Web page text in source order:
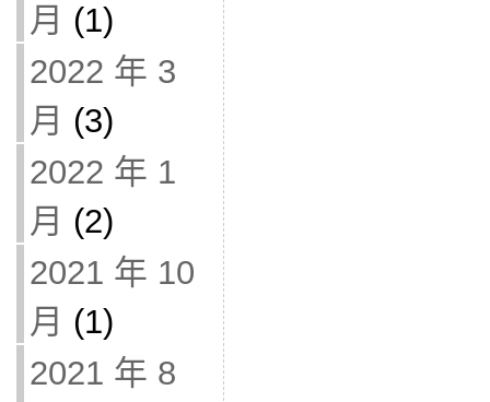
月 (1)
2022 年 3
月 (3)
2022 年 1
月 (2)
2021 年 10
月 (1)
2021 年 8